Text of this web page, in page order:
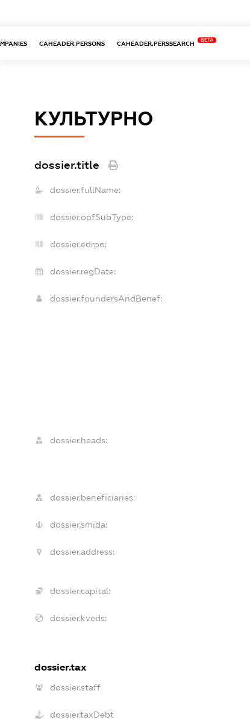
CAHEADER.PERSONS CAHEADER.PERSSEARCH
BETA
КУЛЬТУРНО
dossier.title
dossier.fullName:
dossier.opfSubType:
dossier.edrpo:
dossier.regDate:
dossier.foundersAndBenef:
dossier.heads:
dossier.beneficiaries:
dossier.smida:
dossier.address:
dossier.capital:
dossier.kveds:
dossier.tax
dossier.staff
dossier.taxDebt